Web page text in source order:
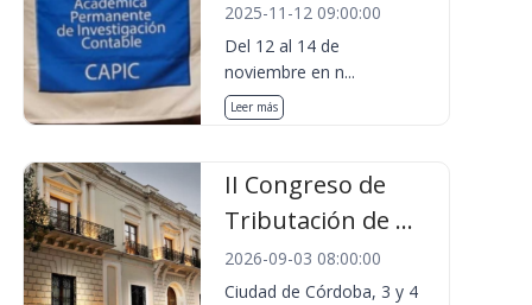
2025-11-12 09:00:00
Del 12 al 14 de
noviembre en n...
Leer más
II Congreso de
Tributación de ...
2026-09-03 08:00:00
Ciudad de Córdoba, 3 y 4